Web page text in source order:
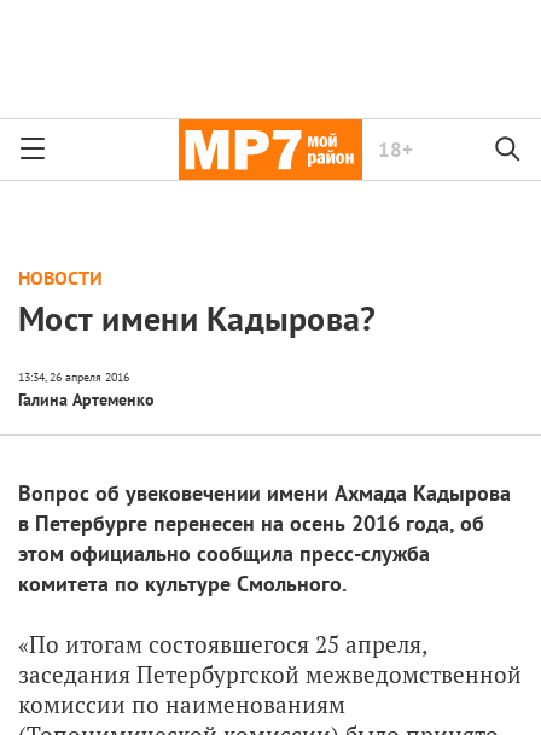
18+
НОВОСТИ
Мост имени Кадырова?
Галина Артеменко
Вопрос об увековечении имени Ахмада Кадырова
в Петербурге перенесен на осень 2016 года, об
этом официально сообщила пресс-служба
комитета по культуре Смольного.
«По итогам состоявшегося 25 апреля,
заседания Петербургской межведомственной
комиссии по наименованиям